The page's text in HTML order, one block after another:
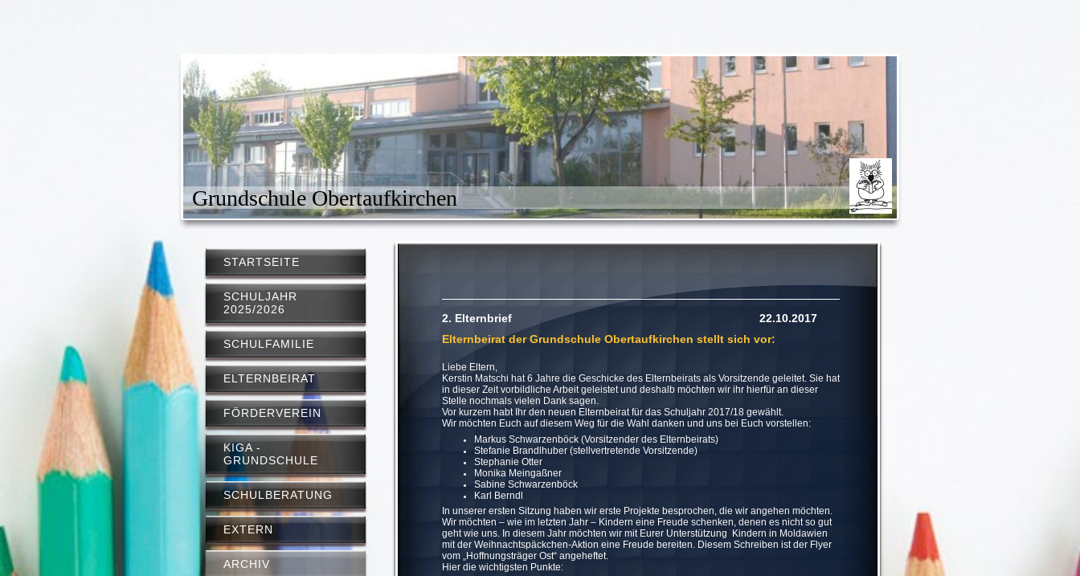
Grundschule Obertaufkirchen
2. Elternbrief 22.10.2017
Elternbeirat derGrundschule Obertaufkirchen stellt sich vor:
Liebe Eltern,
Kerstin Matschi hat 6 Jahre die Geschicke des Elternbeirats als Vorsitzende geleitet. Sie hat
in dieser Zeit vorbildliche Arbeit geleistet und deshalb möchten wir ihr hierfür an dieser
Stelle nochmals vielen Dank sagen.
Vor kurzem habt Ihr den neuen Elternbeirat für das Schuljahr 2017/18 gewählt.
Wir möchten Euch auf diesem Weg für die Wahl danken und uns bei Euch vorstellen:
Markus Schwarzenböck (Vorsitzender des Elternbeirats)
Stefanie Brandlhuber (stellvertretende Vorsitzende)
Stephanie Otter
Monika Meingaßner
Sabine Schwarzenböck
Karl Berndl
In unserer ersten Sitzung haben wir erste Projekte besprochen, die wir angehen möchten.
Wir möchten – wie im letzten Jahr – Kindern eine Freude schenken, denen es nicht so gut
geht wie uns. In diesem Jahr möchten wir mit Eurer Unterstützung Kindern in Moldawien
mit der Weihnachtspäckchen-Aktion eine Freude bereiten. Diesem Schreiben ist der Flyer
vom „Hoffnungsträger Ost“ angeheftet.
Hier die wichtigsten Punkte:
STARTSEITE
SCHULJAHR
2025/2026
SCHULFAMILIE
ELTERNBEIRAT
FÖRDERVEREIN
KIGA -
GRUNDSCHULE
SCHULBERATUNG
EXTERN
ARCHIV